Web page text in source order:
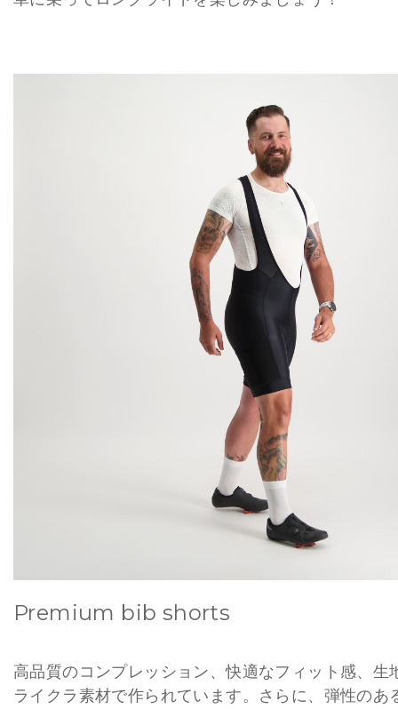
Premium bib shorts
高品質のコンプレッション、快適なフィット感、生
ライクラ素材で作られています。さらに、弾性のあ